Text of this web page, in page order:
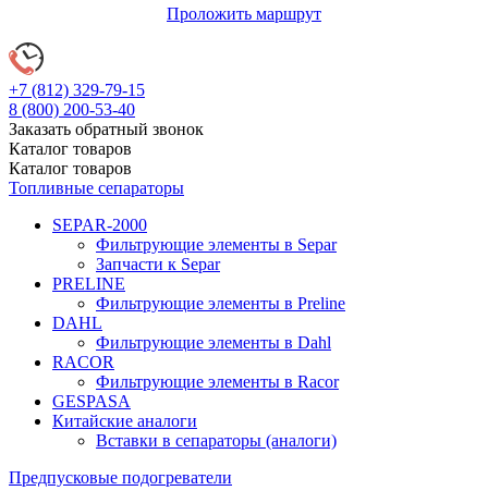
Проложить маршрут
+7 (812) 329-79-15
8 (800) 200-53-40
Заказать обратный звонок
Каталог товаров
Каталог товаров
Топливные сепараторы
SEPAR-2000
Фильтрующие элементы в Separ
Запчасти к Separ
PRELINE
Фильтрующие элементы в Preline
DAHL
Фильтрующие элементы в Dahl
RACOR
Фильтрующие элементы в Racor
GESPASA
Китайские аналоги
Вставки в сепараторы (аналоги)
Предпусковые подогреватели